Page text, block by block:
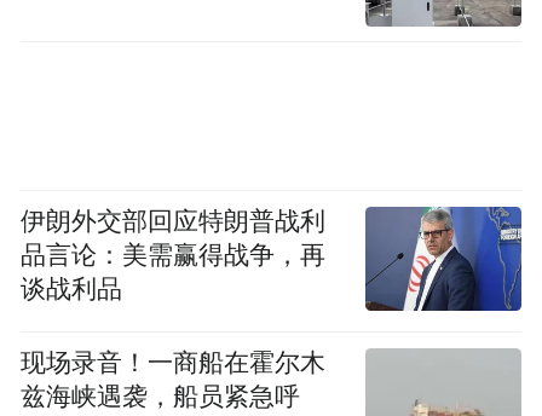
伊朗外交部回应特朗普战利
品言论：美需赢得战争，再
谈战利品
现场录音！一商船在霍尔木
兹海峡遇袭，船员紧急呼